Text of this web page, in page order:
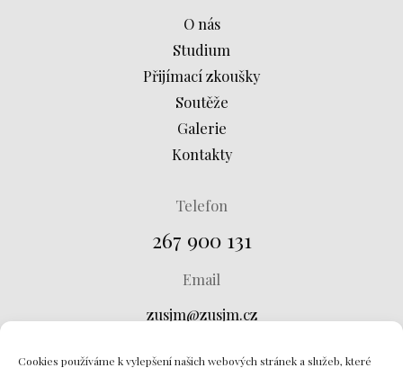
Cookies používáme k vylepšení našich webových stránek a služeb, které
O nás
Studium
Přijímací zkoušky
Soutěže
Galerie
Kontakty
Telefon
267 900 131
Email
zusjm@zusjm.cz
Adresa